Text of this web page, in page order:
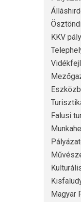
KKV
Falusi
Magyar